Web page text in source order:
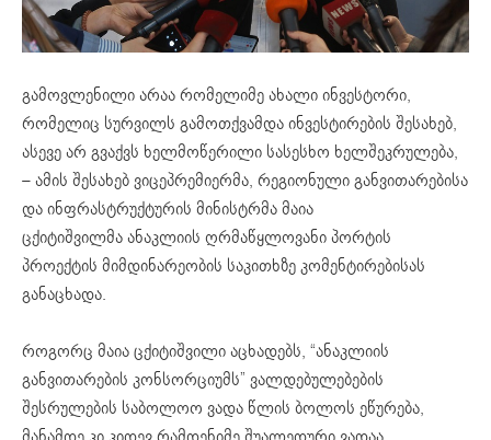
გამოვლენილი არაა რომელიმე ახალი ინვესტორი,
რომელიც სურვილს გამოთქვამდა ინვესტირების შესახებ,
ასევე არ გვაქვს ხელმოწერილი სასესხო ხელშეკრულება,
– ამის შესახებ ვიცეპრემიერმა, რეგიონული განვითარებისა
და ინფრასტრუქტურის მინისტრმა მაია
ცქიტიშვილმა ანაკლიის ღრმაწყლოვანი პორტის
პროექტის მიმდინარეობის საკითხზე კომენტირებისას
განაცხადა.
როგორც მაია ცქიტიშვილი აცხადებს, “ანაკლიის
განვითარების კონსორციუმს” ვალდებულებების
შესრულების საბოლოო ვადა წლის ბოლოს ეწურება,